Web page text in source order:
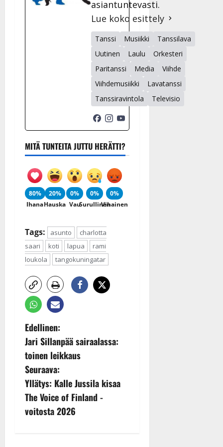
asiantuntevasti.
Lue koko esittely
Tanssi Musiikki
Tanssilava
Uutinen
Laulu
Orkesteri
Paritanssi
Media
Viihde
Viihdemusiikki
Lavatanssi
Tanssiravintola
Televisio
MITÄ TUNTEITA JUTTU HERÄTTI?
80%
Ihana
20%
Hauska
0%
Vau
0%
Surullinen
0%
Vihainen
Tags: asunto
charlotta
saari
koti lapua
rami
loukola
tangokuningatar
P
o
s
t
n
Edellinen:
Jari Sillanpää sairaalassa:
toinen leikkaus
Seuraava:
Yllätys: Kalle Jussila kisaa
The Voice of Finland -
voitosta 2026